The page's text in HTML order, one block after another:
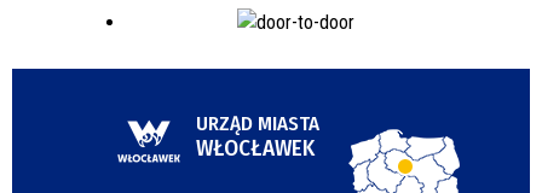
URZĄD MIASTA
WŁOCŁAWEK